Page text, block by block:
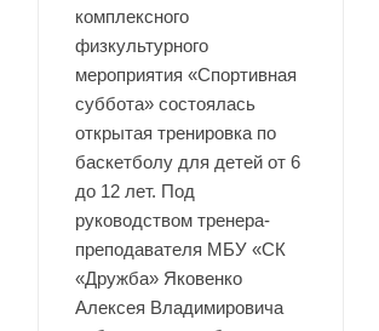
комплексного
физкультурного
мероприятия «Спортивная
суббота» состоялась
открытая тренировка по
баскетболу для детей от 6
до 12 лет. Под
руководством тренера-
преподавателя МБУ «СК
«Дружба» Яковенко
Алексея Владимировича